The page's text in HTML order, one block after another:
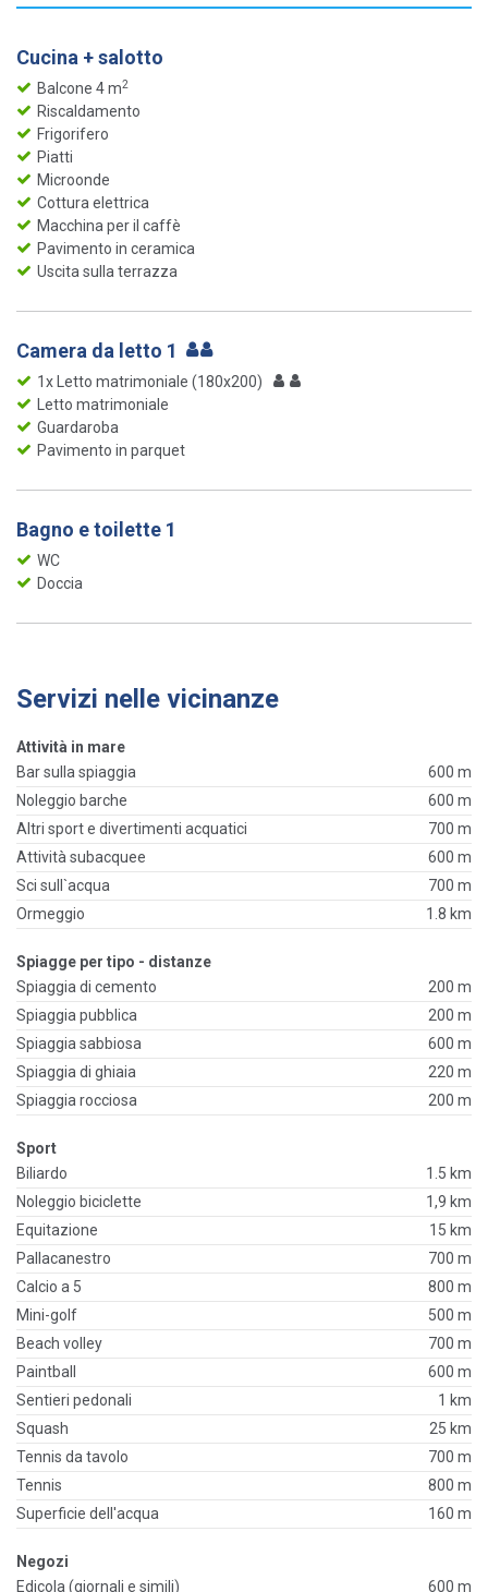
Cucina + salotto
Balcone 4 m2
Riscaldamento
Frigorifero
Piatti
Microonde
Cottura elettrica
Macchina per il caffè
Pavimento in ceramica
Uscita sulla terrazza
Camera da letto 1
1x Letto matrimoniale (180x200)
Letto matrimoniale
Guardaroba
Pavimento in parquet
Bagno e toilette 1
WC
Doccia
Servizi nelle vicinanze
Attività in mare
Bar sulla spiaggia
600 m
Noleggio barche
600 m
Altri sport e divertimenti acquatici
700 m
Attività subacquee
600 m
Sci sull`acqua
700 m
Ormeggio
1.8 km
Spiagge per tipo - distanze
Spiaggia di cemento
200 m
Spiaggia pubblica
200 m
Spiaggia sabbiosa
600 m
Spiaggia di ghiaia
220 m
Spiaggia rocciosa
200 m
Sport
Biliardo
1.5 km
Noleggio biciclette
1,9 km
Equitazione
15 km
Pallacanestro
700 m
Calcio a 5
800 m
Mini-golf
500 m
Beach volley
700 m
Paintball
600 m
Sentieri pedonali
1 km
Squash
25 km
Tennis da tavolo
700 m
Tennis
800 m
Superficie dell'acqua
160 m
Negozi
Edicola (giornali e simili)
600 m